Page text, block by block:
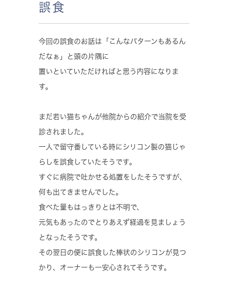
誤食
今回の誤食のお話は「こんなパターンもあるん
だなぁ」と頭の片隅に
置いといていただければと思う内容になりま
す。
まだ若い猫ちゃんが他院からの紹介で当院を受
診されました。
一人で留守番している時にシリコン製の猫じゃ
らしを誤食していたそうです。
すぐに病院で吐かせる処置をしたそうですが、
何も出てきませんでした。
食べた量もはっきりとは不明で、
元気もあったのでとりあえず経過を見ましょう
となったそうです。
その翌日の便に誤食した棒状のシリコンが見つ
かり、オーナーも一安心されてそうです。